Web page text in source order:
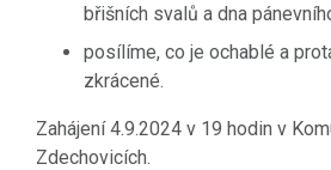
břišních svalů a dna
posílíme, co je ochablé a
zkrácené.
Zahájení 4.9.2024 v 19 hodin v
Zdechovicích.